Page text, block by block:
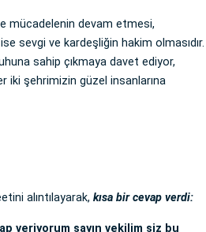
mücadelenin devam etmesi,
sevgi ve kardeşliğin hakim olmasıdır.
sahip çıkmaya davet ediyor,
iki şehrimizin güzel insanlarına
alıntılayarak, kısa bir cevap verdi:
veriyorum sayın vekilim siz bu